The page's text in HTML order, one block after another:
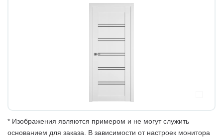
* Изображения являются примером и не могут служить
основанием для заказа. В зависимости от настроек монитора